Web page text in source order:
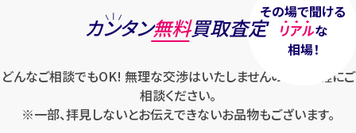
その場で聞ける
リアルな
相場！
カンタン無料買取査定
どんなご相談でもOK! 無理な交渉はいたしませんのでお気軽にご
相談ください。
※一部、拝見しないとお伝えできないお品物もございます。